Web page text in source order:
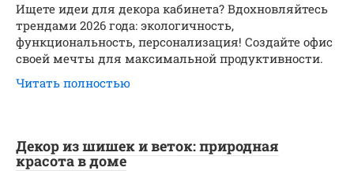
Ищете идеи для декора кабинета? Вдохновляйтесь
трендами 2026 года: экологичность,
функциональность, персонализация! Создайте офис
своей мечты для максимальной продуктивности.
Читать полностью
Декор из шишек и веток: природная
красота в доме